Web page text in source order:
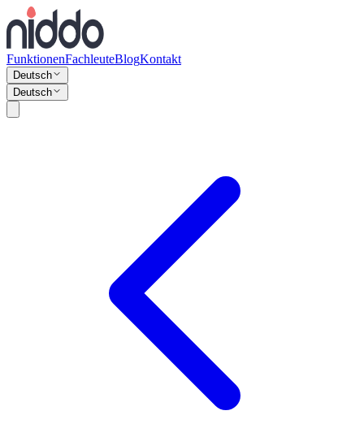
FunktionenFachleuteBlogKontakt
Deutsch
Deutsch